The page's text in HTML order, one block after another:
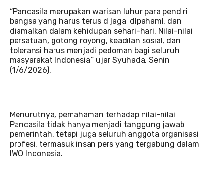
“Pancasila merupakan warisan luhur para pendiri
bangsa yang harus terus dijaga, dipahami, dan
diamalkan dalam kehidupan sehari-hari. Nilai-nilai
persatuan, gotong royong, keadilan sosial, dan
toleransi harus menjadi pedoman bagi seluruh
masyarakat Indonesia,” ujar Syuhada, Senin
(1/6/2026).
Menurutnya, pemahaman terhadap nilai-nilai
Pancasila tidak hanya menjadi tanggung jawab
pemerintah, tetapi juga seluruh anggota organisasi
profesi, termasuk insan pers yang tergabung dalam
IWO Indonesia.